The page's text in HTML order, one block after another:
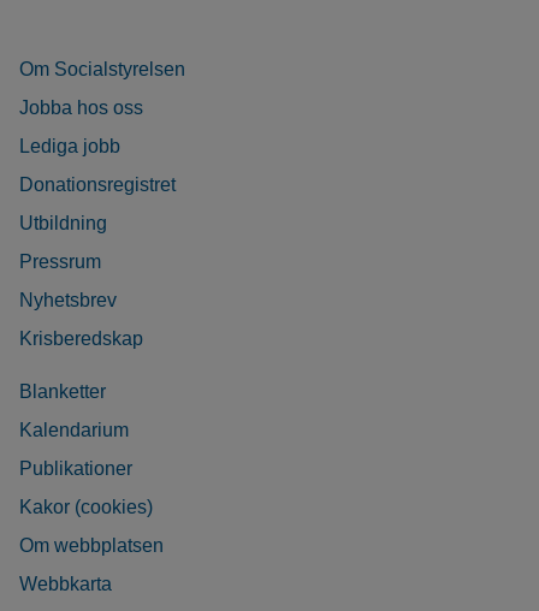
Om Socialstyrelsen
Jobba hos oss
Lediga jobb
Donationsregistret
Utbildning
Pressrum
Nyhetsbrev
Krisberedskap
Blanketter
Kalendarium
Publikationer
Kakor (cookies)
Om webbplatsen
Webbkarta